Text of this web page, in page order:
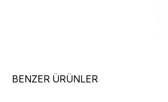
BENZER ÜRÜNLER